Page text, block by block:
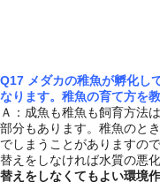
Q17 メダカの稚魚が孵化し
なります。稚魚の育て方を
Ａ：成魚も稚魚も飼育方法
部分もあります。稚魚のと
でしまうことがありますの
替えをしなければ水質の悪
替えをしなくてもよい環境